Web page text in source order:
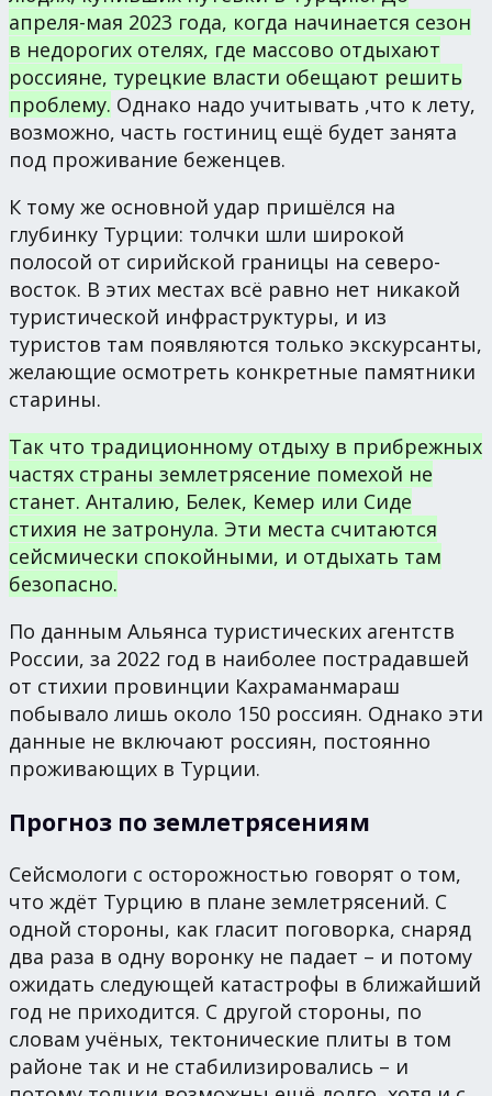
апреля-мая 2023 года, когда начинается сезон
в недорогих отелях, где массово отдыхают
россияне, турецкие власти обещают решить
проблему. Однако надо учитывать ,что к лету,
возможно, часть гостиниц ещё будет занята
под проживание беженцев.
К тому же основной удар пришёлся на
глубинку Турции: толчки шли широкой
полосой от сирийской границы на северо-
восток. В этих местах всё равно нет никакой
туристической инфраструктуры, и из
туристов там появляются только экскурсанты,
желающие осмотреть конкретные памятники
старины.
Так что традиционному отдыху в прибрежных
частях страны землетрясение помехой не
станет. Анталию, Белек, Кемер или Сиде
стихия не затронула. Эти места считаются
сейсмически спокойными, и отдыхать там
безопасно.
По данным Альянса туристических агентств
России, за 2022 год в наиболее пострадавшей
от стихии провинции Кахраманмараш
побывало лишь около 150 россиян. Однако эти
данные не включают россиян, постоянно
проживающих в Турции.
Прогноз по землетрясениям
Сейсмологи с осторожностью говорят о том,
что ждёт Турцию в плане землетрясений. С
одной стороны, как гласит поговорка, снаряд
два раза в одну воронку не падает – и потому
ожидать следующей катастрофы в ближайший
год не приходится. С другой стороны, по
словам учёных, тектонические плиты в том
районе так и не стабилизировались – и